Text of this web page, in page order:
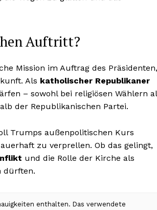
Auftritt?
Mission im Auftrag des Präsidenten,
Als katholischer Republikaner
– sowohl bei religiösen Wählern
der Republikanischen Partei.
Trumps außenpolitischen Kurs
zu verprellen. Ob das gelingt,
und die Rolle der Kirche als
dürften.
enthalten. Das verwendete